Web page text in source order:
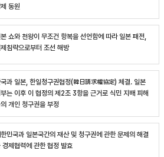
동원
쇼와 천왕이 무조건 항복을 선언함에 따라 일본 패전,
침략으로부터 조선 해방
과 일본, 한일청구권협정(韓日請求權協定) 체결. 일본
부는 이후 이 협정의 제2조 3항을 근거로 식민 지배 피해
개인 청구권을 부정
민국과 일본국간의 재산 및 청구권에 관한 문제의 해결
경제협력에 관한 협정 발효